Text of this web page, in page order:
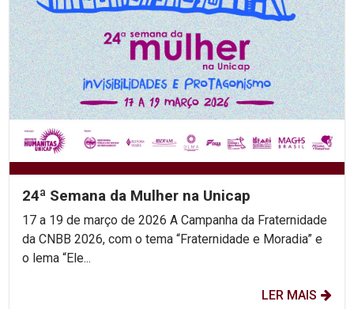
24ª Semana da Mulher na Unicap
17 a 19 de março de 2026 A Campanha da Fraternidade
da CNBB 2026, com o tema “Fraternidade e Moradia” e
o lema “Ele...
LER MAIS